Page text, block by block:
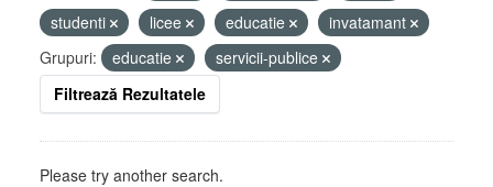
studenti
licee educatie
invatamant
Grupuri:
educatie
servicii-publice
Filtrează Rezultatele
Please try another search.